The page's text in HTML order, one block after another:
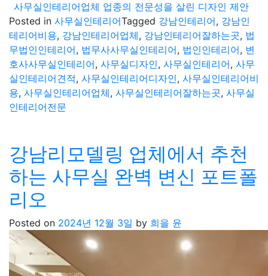
사무실인테리어업체 업종의 전문성을 살린 디자인 제안
Posted in 사무실인테리어Tagged 강남인테리어, 강남인
테리어비용, 강남인테리어업체, 강남인테리어잘하는곳, 법
무법인인테리어, 법무사사무실인테리어, 법인인테리어, 변
호사사무실인테리어, 사무실디자인, 사무실인테리어, 사무
실인테리어견적, 사무실인테리어디자인, 사무실인테리어비
용, 사무실인테리어업체, 사무실인테리어잘하는곳, 사무실
인테리어전문
강남리모델링 업체에서 추천
하는 사무실 완벽 변신 포트폴
리오
Posted on 2024년 12월 3일 by 희을 윤